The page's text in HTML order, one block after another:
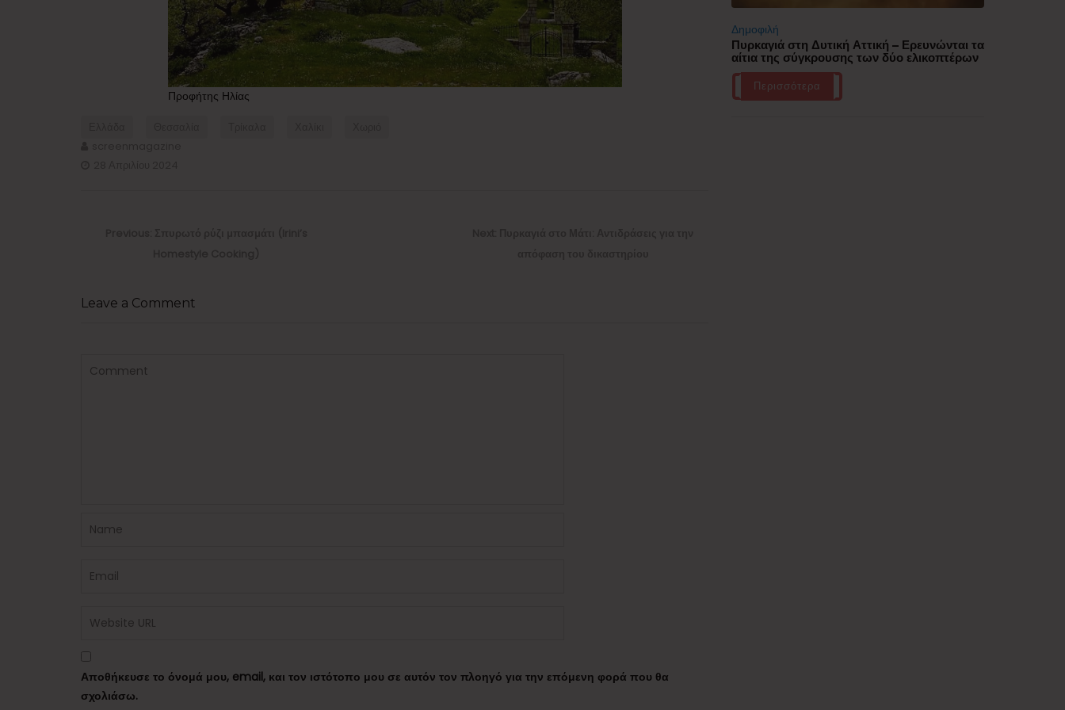
Προφήτης Ηλίας
Leave a Comment
Αποθήκευσε το όνομά μου, email, και τον ιστότοπο μου σε αυτόν τον πλοηγό για την επόμενη φορά που θα
σχολιάσω.
Δημοφιλή
Πυρκαγιά στη Δυτική Αττική – Ερευνώνται τα
αίτια της σύγκρουσης των δύο ελικοπτέρων
Περισσότερα